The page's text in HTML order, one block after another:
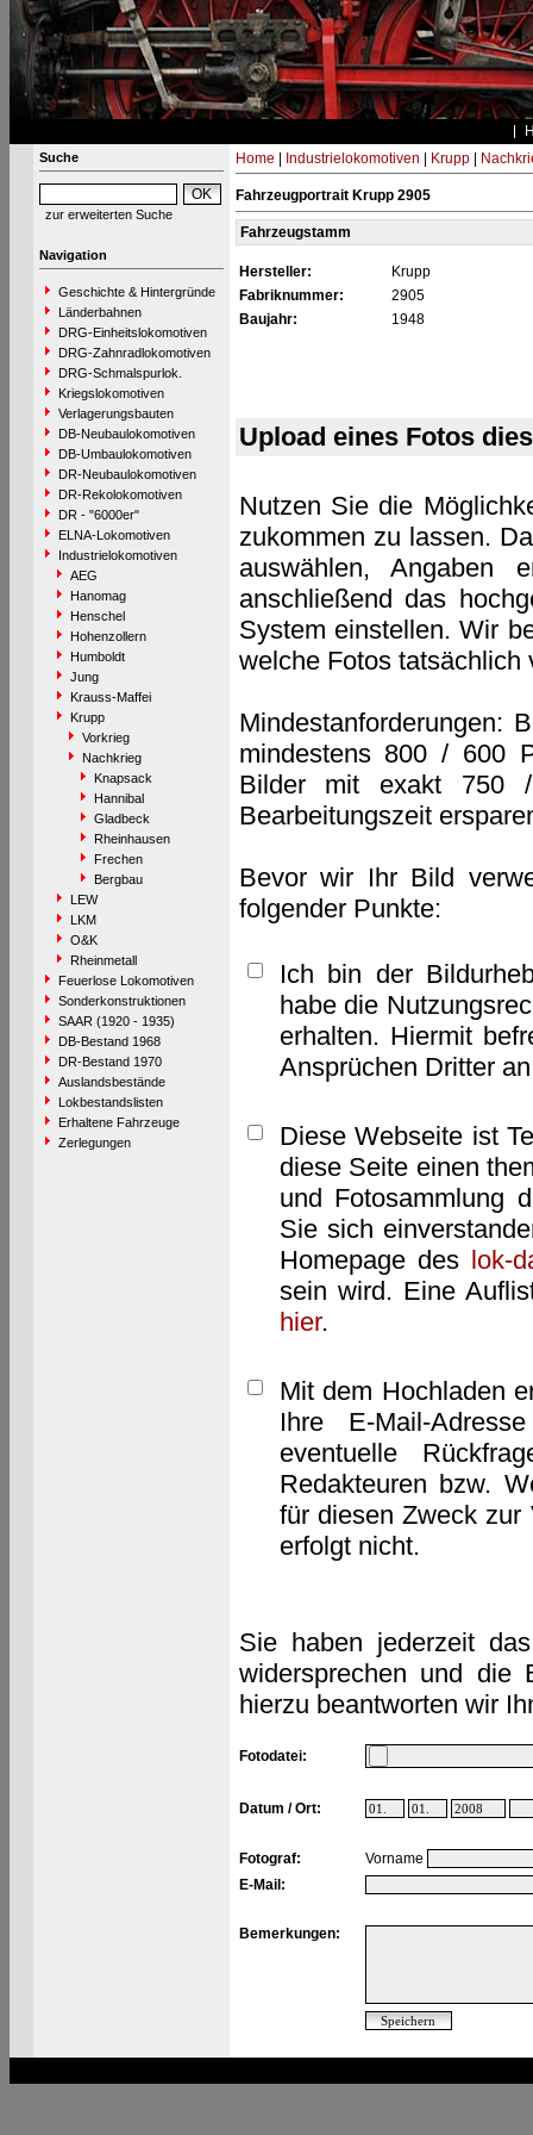
Suche
zur erweiterten Suche
Navigation
Geschichte & Hintergründe
Länderbahnen
DRG-Einheitslokomotiven
DRG-Zahnradlokomotiven
DRG-Schmalspurlok.
Kriegslokomotiven
Verlagerungsbauten
DB-Neubaulokomotiven
DB-Umbaulokomotiven
DR-Neubaulokomotiven
DR-Rekolokomotiven
DR - "6000er"
ELNA-Lokomotiven
Industrielokomotiven
AEG
Hanomag
Henschel
Hohenzollern
Humboldt
Jung
Krauss-Maffei
Krupp
Vorkrieg
Nachkrieg
Knapsack
Hannibal
Gladbeck
Rheinhausen
Frechen
Bergbau
LEW
LKM
O&K
Rheinmetall
Feuerlose Lokomotiven
Sonderkonstruktionen
SAAR (1920 - 1935)
DB-Bestand 1968
DR-Bestand 1970
Auslandsbestände
Lokbestandslisten
Erhaltene Fahrzeuge
Zerlegungen
Home Industrielokomotiven Krupp|
Fahrzeugportrait Krupp 2905
Fahrzeugstamm
Hersteller:
Krupp
Fabriknummer:
2905
Baujahr:
1948
Upload eines Fotos
Nutzen Sie die
zukommen zu lassen.
auswählen, Angaben
anschließend das
System einstellen. Wir
welche Fotos tatsächlich
Mindestanforderungen:
mindestens 800 / 600
Bilder mit exakt 750
Bearbeitungszeit
Bevor wir Ihr Bild
folgender Punkte:
Ich bin der
habe die
erhalten. Hiermit
Ansprüchen Dritter
Diese Webseite ist
diese Seite einen
und Fotosammlung
Sie sich
Homepage des lok-
sein wird. Eine
hier.
Mit dem Hochladen
Ihre E-Mail-
eventuelle
Redakteuren bzw.
für diesen Zweck zur
erfolgt nicht.
Sie haben jederzeit
widersprechen und die
hierzu beantworten wir
Fotodatei:
Datum / Ort:
Fotograf:
Vorname
E-Mail:
Bemerkungen: